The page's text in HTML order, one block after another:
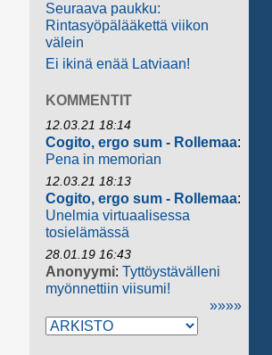
Seuraava paukku:
Rintasyöpälääkettä viikon
välein
Ei ikinä enää Latviaan!
KOMMENTIT
12.03.21 18:14
Cogito, ergo sum - Rollemaa:
Pena in memorian
12.03.21 18:13
Cogito, ergo sum - Rollemaa:
Unelmia virtuaalisessa
tosielämässä
28.01.19 16:43
Anonyymi: Tyttöystävälleni
myönnettiin viisumi!
»»»»